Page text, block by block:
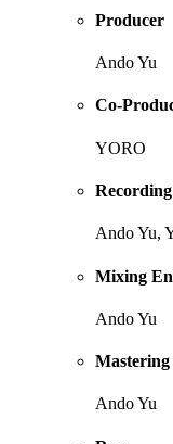
Producer
Ando Yu
Co-
YORO
Ando Yu,
Mixing
Ando Yu
Ando Yu